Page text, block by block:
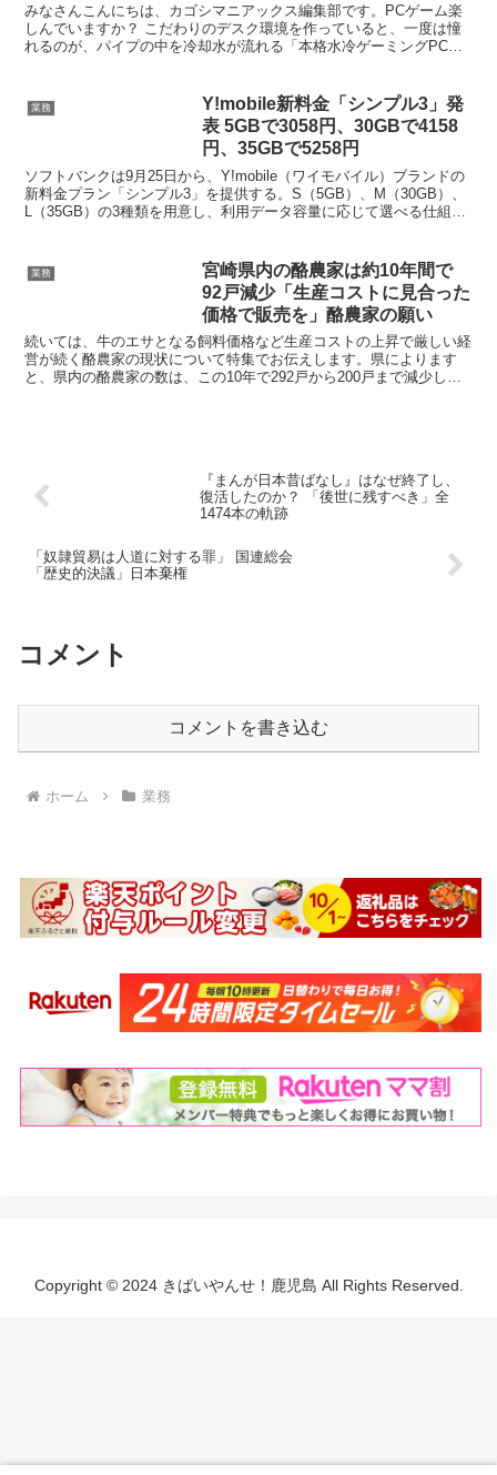
みなさんこんにちは、カゴシマニアックス編集部です。PCゲーム楽
しんでいますか？ こだわりのデスク環境を作っていると、一度は憧
れるのが、パイプの中を冷却水が流れる「本格水冷ゲーミングPC」
業務
Y!mobile新料金「シンプル3」発
表 5GBで3058円、30GBで4158
円、35GBで5258円
ソフトバンクは9月25日から、Y!mobile（ワイモバイル）ブランドの
新料金プラン「シンプル3」を提供する。S（5GB）、M（30GB）、
L（35GB）の3種類を用意し、利用データ容量に応じて選べる仕組み
業務
宮崎県内の酪農家は約10年間で
92戸減少「生産コストに見合った
価格で販売を」酪農家の願い
続いては、牛のエサとなる飼料価格など生産コストの上昇で厳しい経
営が続く酪農家の現状について特集でお伝えします。県によります
と、県内の酪農家の数は、この10年で292戸から200戸まで減少して
『まんが日本昔ばなし』はなぜ終了し、
復活したのか？ 「後世に残すべき」全
1474本の軌跡
「奴隷貿易は人道に対する罪」 国連総会
「歴史的決議」日本棄権
コメント
コメントを書き込む
ホーム 業務
Copyright © 2024 きばいやんせ！鹿児島 All Rights Reserved.